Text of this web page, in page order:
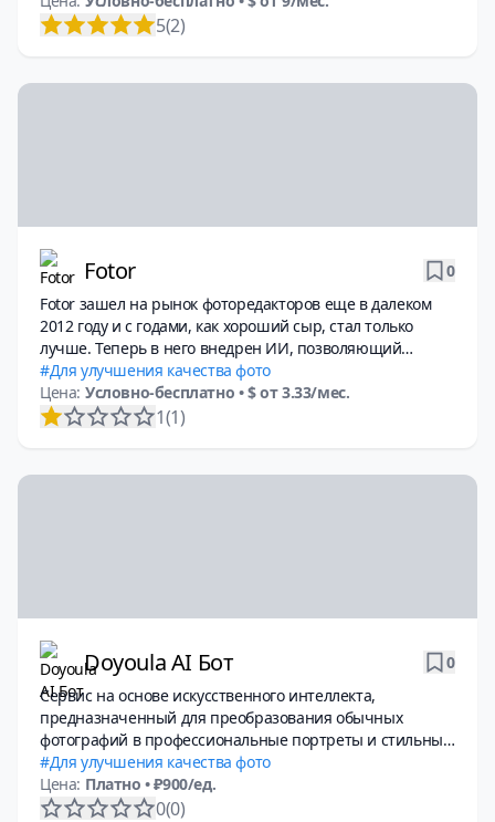
5(2)
Fotor
0
Fotor зашел на рынок фоторедакторов еще в далеком
2012 году и с годами, как хороший сыр, стал только
лучше. Теперь в него внедрен ИИ, позволяющий
значительно расширить функционал сервиса в сфере
создания визуального контента и дизайна.
Для улучшения качества фото
Цена: Условно-бесплатно • $ от 3.33/мес.
1(1)
Doyoula AI Бот
0
Сервис на основе искусственного интеллекта,
предназначенный для преобразования обычных
фотографий в профессиональные портреты и стильные
аватары.
Для улучшения качества фото
Цена: Платно• ₽900/ед.
0(0)